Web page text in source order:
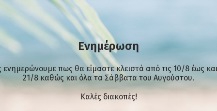
Θερμοστάστης
Ισχύς
Υλικό
Εξ ολοκλήρου
ανοξείδωτη
Ενημέρωση
ενημερώνουμε πως θα είμαστε κλειστά από τις 10/8 έως και
21/8 καθώς και όλα τα Σάββατα του Αυγούστου.
Kαλές διακοπές!